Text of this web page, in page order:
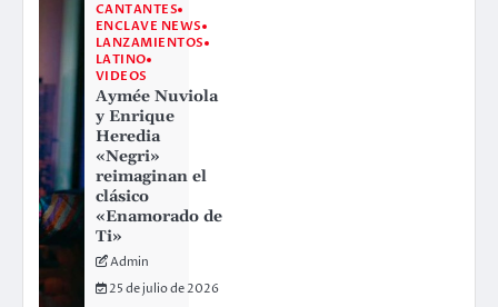
CANTANTES
ENCLAVE NEWS
LANZAMIENTOS
LATINO
VIDEOS
Aymée Nuviola
y Enrique
Heredia
«Negri»
reimaginan el
clásico
«Enamorado de
Ti»
Admin
25 de julio de 2026